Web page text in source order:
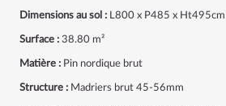
Dimensions au sol : L800 x P485 x Ht495cm
Surface : 38.80 m²
Matière : Pin nordique brut
Structure : Madriers brut 45-56mm